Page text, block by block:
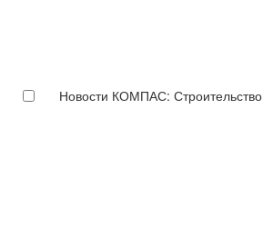
Новости КОМПАС: Строительство